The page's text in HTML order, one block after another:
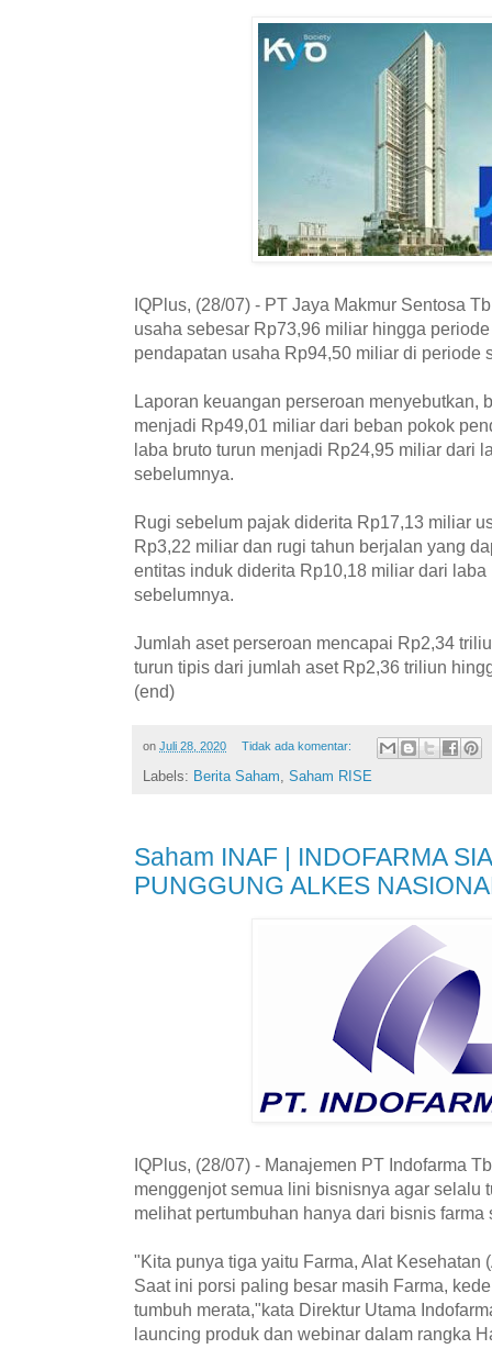
IQPlus, (28/07) - PT Jaya Makmur Sentosa
usaha sebesar Rp73,96 miliar hingga
pendapatan usaha Rp94,50 miliar di periode
Laporan keuangan perseroan menyebutkan,
menjadi Rp49,01 miliar dari beban pokok
laba bruto turun menjadi Rp24,95 miliar dari
sebelumnya.
Rugi sebelum pajak diderita Rp17,13 miliar
Rp3,22 miliar dan rugi tahun berjalan yang
entitas induk diderita Rp10,18 miliar dari
sebelumnya.
Jumlah aset perseroan mencapai Rp2,34
turun tipis dari jumlah aset Rp2,36 triliun
(end)
on Juli 28, 2020 Tidak ada komentar:
Labels: Berita Saham Saham RISE
Saham INAF | INDOFARMA
PUNGGUNG ALKES
IQPlus, (28/07) - Manajemen PT Indofarma
menggenjot semua lini bisnisnya agar selalu
melihat pertumbuhan hanya dari bisnis farma
"Kita punya tiga yaitu Farma, Alat Kesehatan
Saat ini porsi paling besar masih Farma,
tumbuh merata,"kata Direktur Utama
launcing produk dan webinar dalam rangka